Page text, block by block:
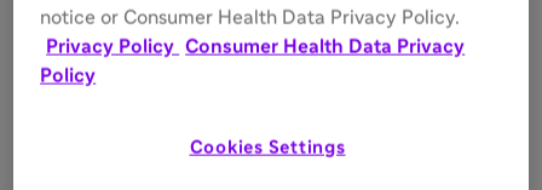
notice or Consumer Health Data Privacy Policy.
Privacy Policy Consumer Health Data Privacy
Policy
Cookies Settings